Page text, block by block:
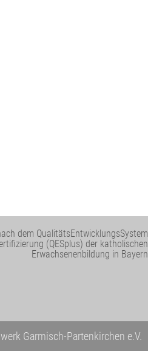
dem QualitätsEntwicklungsSystem
(QESplus) der katholischen
Erwachsenenbildung in Bayern
Garmisch-Partenkirchen e.V.